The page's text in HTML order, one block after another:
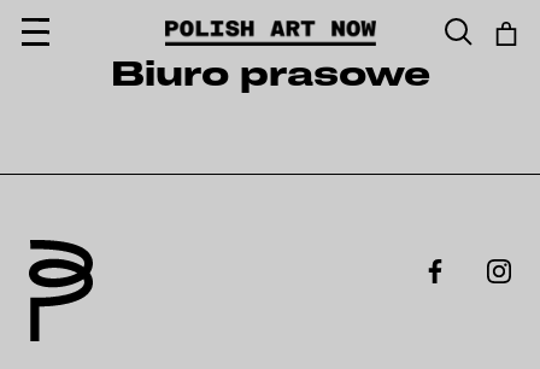
Biuro prasowe